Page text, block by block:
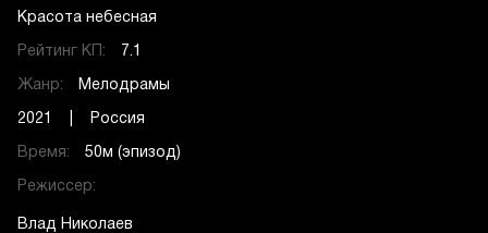
Красота небесная
Рейтинг КП: 7.1
Жанр: Мелодрамы
2021 | Россия
Время: 50м (эпизод)
Режиссер:
Влад Николаев